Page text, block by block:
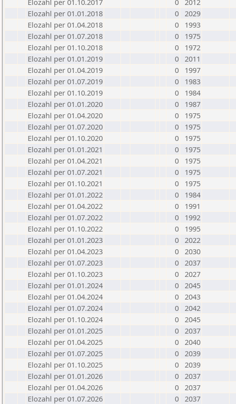
Elozahl per 01.10.2017
0 2012
Elozahl per 01.01.2018
0 2029
Elozahl per 01.04.2018
0
1993
Elozahl per 01.07.2018
0
1975
Elozahl per 01.10.2018
0
1972
Elozahl per 01.01.2019
0 2011
Elozahl per 01.04.2019
0
1997
Elozahl per 01.07.2019
0
1983
Elozahl per 01.10.2019
0
1984
Elozahl per 01.01.2020
0
1987
Elozahl per 01.04.2020
0
1975
Elozahl per 01.07.2020
0
1975
Elozahl per 01.10.2020
0
1975
Elozahl per 01.01.2021
0
1975
Elozahl per 01.04.2021
0
1975
Elozahl per 01.07.2021
0
1975
Elozahl per 01.10.2021
0
1975
Elozahl per 01.01.2022
0
1984
Elozahl per 01.04.2022
0
1991
Elozahl per 01.07.2022
0
1992
Elozahl per 01.10.2022
0
1995
Elozahl per 01.01.2023
0 2022
Elozahl per 01.04.2023
0 2030
Elozahl per 01.07.2023
0 2037
Elozahl per 01.10.2023
0 2027
Elozahl per 01.01.2024
0 2045
Elozahl per 01.04.2024
0 2043
Elozahl per 01.07.2024
0 2042
Elozahl per 01.10.2024
0 2045
Elozahl per 01.01.2025
0 2037
Elozahl per 01.04.2025
0 2040
Elozahl per 01.07.2025
0 2039
Elozahl per 01.10.2025
0 2039
Elozahl per 01.01.2026
0 2037
Elozahl per 01.04.2026
0 2037
Elozahl per 01.07.2026
0 2037